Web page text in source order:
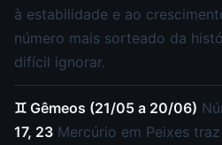
à estabilidade e ao
número mais sorteado da
difícil ignorar.
♊ Gêmeos (21/05 a 20/06)
17, 23 Mercúrio em Peixes